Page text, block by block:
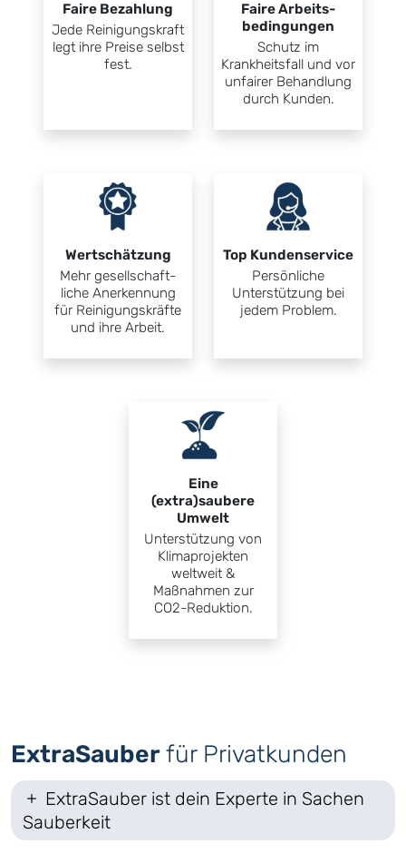
Faire Bezahlung
Jede Reinigungskraft
legt ihre Preise selbst
fest.
Faire Arbeits­
bedingungen
Schutz im
Krankheits­fall und vor
un­fairer Behand­lung
durch Kunden.
Wert­schätzung
Mehr gesellschaft­
liche Aner­kennung
für Reinigungs­kräfte
und ihre Arbeit.
Top Kundenservice
Persön­liche
Unterstütz­ung bei
jedem Problem.
Eine
(extra)saubere
Umwelt
Unter­stützung von
Klima­projekten
weltweit &
Maßnahmen zur
CO2-Reduktion.
ExtraSauberfür Privatkunden
ExtraSauber ist dein Experte in Sachen
Sauberkeit